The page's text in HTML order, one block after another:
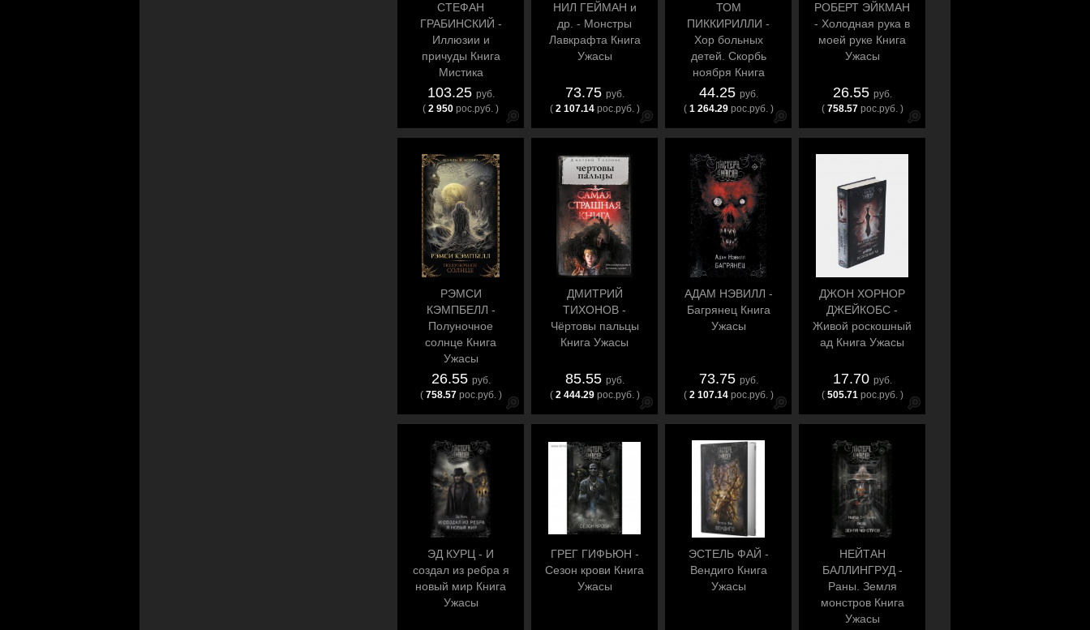
СТЕФАН
ГРАБИНСКИЙ -
Иллюзии и
причуды Книга
Мистика
103.25 руб.
( 2 950 рос.руб. )
НИЛ ГЕЙМАН и
др. - Монстры
Лавкрафта Книга
Ужасы
73.75 руб.
( 2 107.14 рос.руб. )
ТОМ
ПИККИРИЛЛИ -
Хор больных
детей. Скорбь
ноября Книга
Ужасы
44.25 руб.
( 1 264.29 рос.руб. )
РОБЕРТ ЭЙКМАН
- Холодная рука в
моей руке Книга
Ужасы
26.55 руб.
( 758.57 рос.руб. )
РЭМСИ
КЭМПБЕЛЛ -
Полуночное
солнце Книга
Ужасы
26.55 руб.
( 758.57 рос.руб. )
ДМИТРИЙ
ТИХОНОВ -
Чёртовы пальцы
Книга Ужасы
85.55 руб.
( 2 444.29 рос.руб. )
АДАМ НЭВИЛЛ -
Багрянец Книга
Ужасы
73.75 руб.
( 2 107.14 рос.руб. )
ДЖОН ХОРНОР
ДЖЕЙКОБС -
Живой роскошный
ад Книга Ужасы
17.70 руб.
( 505.71 рос.руб. )
ЭД КУРЦ - И
создал из ребра я
новый мир Книга
Ужасы
ГРЕГ ГИФЬЮН -
Сезон крови Книга
Ужасы
ЭСТЕЛЬ ФАЙ -
Вендиго Книга
Ужасы
НЕЙТАН
БАЛЛИНГРУД -
Раны. Земля
монстров Книга
Ужасы